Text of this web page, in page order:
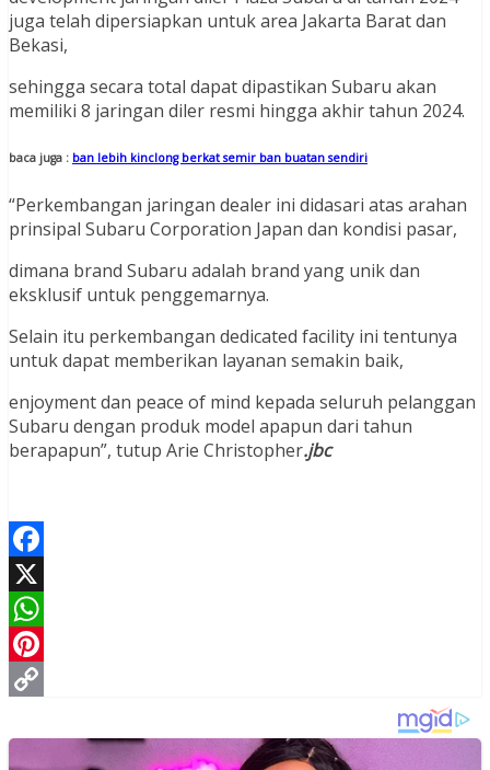
juga telah dipersiapkan untuk area Jakarta Barat dan
Bekasi,
sehingga secara total dapat dipastikan Subaru akan
memiliki 8 jaringan diler resmi hingga akhir tahun 2024.
baca juga : ban lebih kinclong berkat semir ban buatan sendiri
“Perkembangan jaringan dealer ini didasari atas arahan
prinsipal Subaru Corporation Japan dan kondisi pasar,
dimana brand Subaru adalah brand yang unik dan
eksklusif untuk penggemarnya.
Selain itu perkembangan dedicated facility ini tentunya
untuk dapat memberikan layanan semakin baik,
enjoyment dan peace of mind kepada seluruh pelanggan
Subaru dengan produk model apapun dari tahun
berapapun”, tutup Arie Christopher.jbc
Facebook
X
WhatsApp
Pinterest
Link